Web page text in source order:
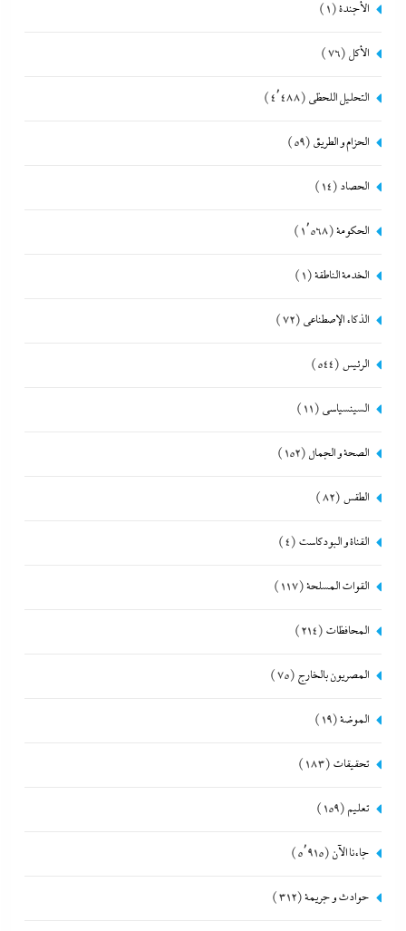
الأجندة(1)
الأكل (76)
التحليل اللحظي (4٬488)
الحزام و الطريق (59)
الحصاد (14)
الحكومة(1٬568)
الخدمة الناطقة(1)
الذكاء الإصطناعي (72)
الرئيس (544)
السينسياسي (11)
الصحة و الجمال (152)
الطقس (82)
القناة و البودكاست (4)
القوات المسلحة(117)
المحافظات (214)
المصريون بالخارج (75)
الموضة(19)
تحقيقات (183)
تعليم (159)
جاءنا الآن (5٬915)
حوادث و جريمة(312)